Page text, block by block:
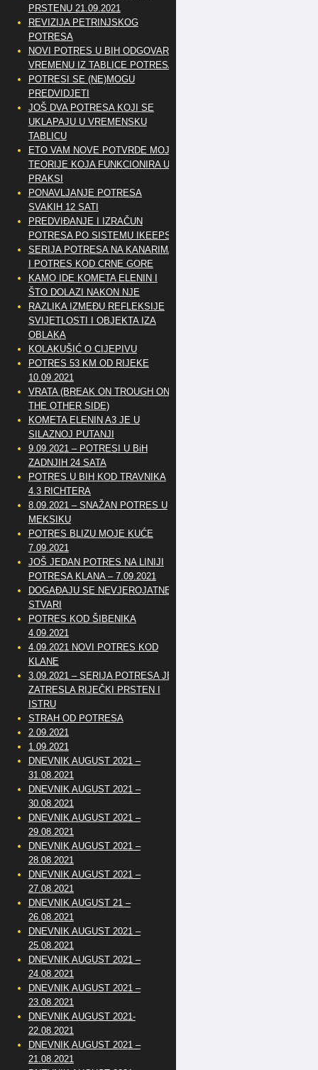
PRSTENU 21.09.2021
REVIZIJA PETRINJSKOG
POTRESA
NOVI POTRES U BIH ODGOVARA
VREMENU IZ TABLICE POTRESA
POTRESI SE (NE)MOGU
PREDVIDJETI
JOŠ DVA POTRESA KOJI SE
UKLAPAJU U VREMENSKU
TABLICU
ETO VAM NOVE POTVRDE MOJE
TEORIJE KOJA FUNKCIONIRA U
PRAKSI
PONAVLJANJE POTRESA
SVAKIH 12 SATI
PREDVIĐANJE I IZRAČUN
POTRESA PO SISTEMU IKEEPS
SERIJA POTRESA NA KANARIMA
I POTRES KOD CRNE GORE
KAMO IDE KOMETA ELENIN I
ŠTO DOLAZI NAKON NJE
RAZLIKA IZMEĐU REFLEKSIJE
SVIJETLOSTI I OBJEKTA IZA
OBLAKA
KOLAKUŠIĆ O CIJEPIVU
POTRES 53 KM OD RIJEKE
10.09.2021
VRATA (BREAK ON TROUGH ON
THE OTHER SIDE)
KOMETA ELENIN A3 JE U
SILAZNOJ PUTANJI
9.09.2021 – POTRESI U BiH
ZADNJIH 24 SATA
POTRES U BIH KOD TRAVNIKA
4.3 RICHTERA
8.09.2021 – SNAŽAN POTRES U
MEKSIKU
POTRES BLIZU MOJE KUĆE
7.09.2021
JOŠ JEDAN POTRES NA LINIJI
POTRESA KLANA – 7.09.2021
DOGAĐAJU SE NEVJEROJATNE
STVARI
POTRES KOD ŠIBENIKA
4.09.2021
4.09.2021 NOVI POTRES KOD
KLANE
3.09.2021 – SERIJA POTRESA JE
ZATRESLA RIJEČKI PRSTEN I
ISTRU
STRAH OD POTRESA
2.09.2021
1.09.2021
DNEVNIK AUGUST 2021 –
31.08.2021
DNEVNIK AUGUST 2021 –
30.08.2021
DNEVNIK AUGUST 2021 –
29.08.2021
DNEVNIK AUGUST 2021 –
28.08.2021
DNEVNIK AUGUST 2021 –
27.08.2021
DNEVNIK AUGUST 21 –
26.08.2021
DNEVNIK AUGUST 2021 –
25.08.2021
DNEVNIK AUGUST 2021 –
24.08.2021
DNEVNIK AUGUST 2021 –
23.08.2021
DNEVNIK AUGUST 2021-
22.08.2021
DNEVNIK AUGUST 2021 –
21.08.2021